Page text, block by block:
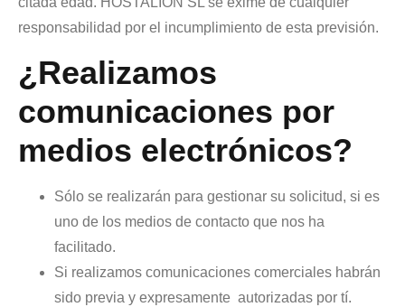
responsabilidad por el incumplimiento de esta previsión.
¿Realizamos
comunicaciones por
medios electrónicos?
Sólo se realizarán para gestionar su solicitud, si es
uno de los medios de contacto que nos ha
facilitado.
Si realizamos comunicaciones comerciales habrán
sido previa y expresamente autorizadas por tí.